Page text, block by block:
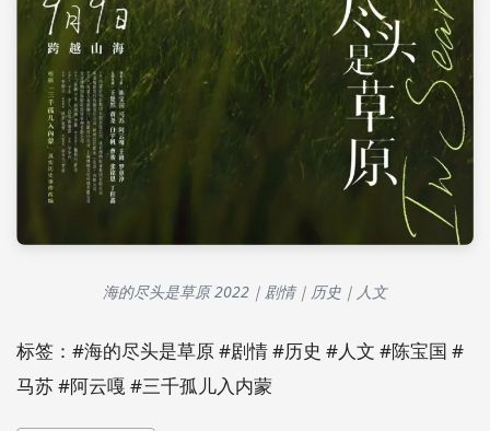
海的尽头是草原 2022｜剧情｜历史｜人文
标签：#海的尽头是草原 #剧情 #历史 #人文 #陈宝国 #
马苏 #阿云嘎 #三千孤儿入内蒙